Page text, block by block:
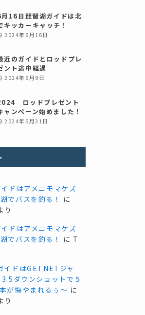
月16日琵琶湖ガイドは北
キッカーキャッチ！
2024年6月16日
近のガイドとロッドプレ
ント途中経過
2024年6月9日
ロッドプレゼント
ャンペーン始めました！
2024年5月31日
ドはアメニモマケズ
でバスを釣る！
に
り
ドはアメニモマケズ
でバスを釣る！
に T
イドはGETNETジャ
ダウンショットで５
が悔やまれるぅ～ に
り